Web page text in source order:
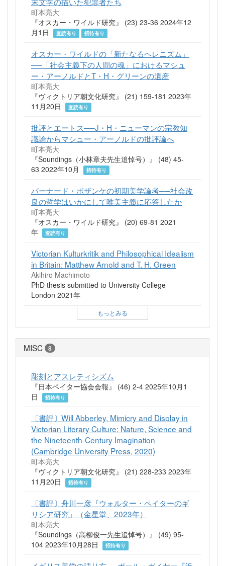
町本亮大
『オスカー・ワイルド研究』 (23) 23-36 2024年12
月1日
査読有り 招待有り
オスカー・ワイルドの「新たなるヘレニズム」
──「社会主義下の人間の魂」におけるマシュ
ー・アーノルドとT・H・グリーンの遺産
町本亮大
『ヴィクトリア朝文化研究』 (21) 159-181 2023年
11月20日
査読有り
批評とエートス──J・H・ニューマンの宗教知
識論からマシュー・アーノルドの批評論へ
町本亮大
『Soundings（小林章夫先生追悼号）』 (48) 45-
63 2022年10月
招待有り
バーナード・ボザンケの初期美学論考──社会改
良の哲学はいかにして唯美主義に応答したか
町本亮大
『オスカー・ワイルド研究』 (20) 69-81 2021
年
査読有り
Victorian Kulturkritik and Philosophical Idealism
in Britain: Matthew Arnold and T. H. Green
Akihiro Machimoto
PhD thesis submitted to University College
London 2021年
もっとみる
MISC 8
彫刻とアスレティシズム
『日本ペイター協会会報』 (46) 2-4 2025年10月1
日
招待有り
〔書評〕Will Abberley, Mimicry and Display in
Victorian Literary Culture: Nature, Science and
the Nineteenth-Century Imagination
(Cambridge University Press, 2020)
町本亮大
『ヴィクトリア朝文化研究』 (21) 228-233 2023年
11月20日
招待有り
〔書評〕舟川一彦『ウォルター・ペイターのギ
リシア研究』（金星堂、2023年）
町本亮大
『Soundings（高柳俊一先生追悼号）』 (49) 95-
104 2023年10月28日
招待有り